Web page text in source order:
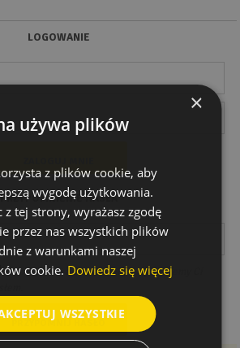
LOGOWANIE
PRZYPOMNIENIE HASŁA
podaj swój adres e-mail, a my wyślemy Ci
×
używa plików
z plików cookie, aby
wygodę użytkowania.
z tej strony, wyrażasz zgodę
przez nas wszystkich plików
z warunkami naszej
cookie. Dowiedz się więcej
WSZYSTKIE